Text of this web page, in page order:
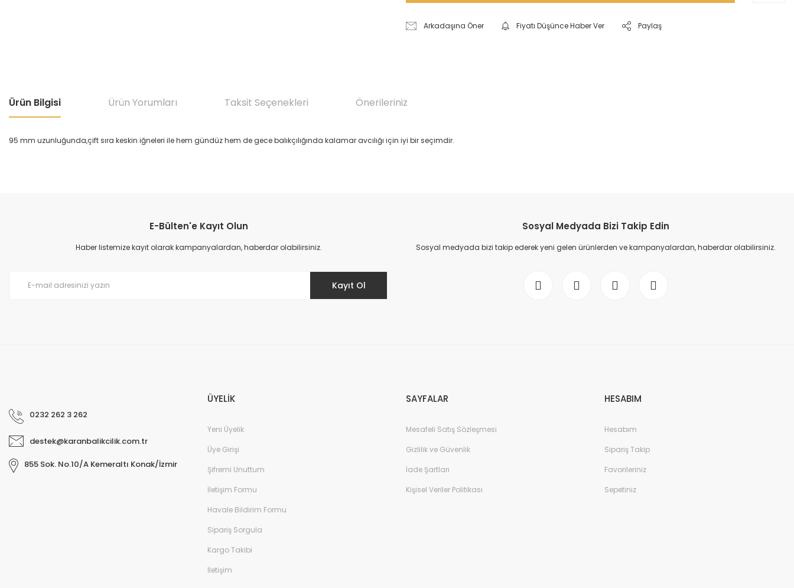
Arkadaşına Öner Fiyatı Düşünce Haber Ver Paylaş
Ürün Bilgisi Ürün Yorumları Taksit Seçenekleri Önerileriniz
95 mm uzunluğunda,çift sıra keskin iğneleri ile hem gündüz hem de gece balıkçılığında kalamar avcılığı için iyi bir seçimdir.
Ürün resmi kalitesiz, bozuk veya görüntülenemiyor.
Ürün açıklamasında eksik bilgiler bulunuyor.
E-Bülten'e Kayıt Olun
Haber listemize kayıt olarak kampanyalardan, haberdar olabilirsiniz.
Kayıt Ol
Sosyal Medyada Bizi Takip Edin
Sosyal medyada bizi takip ederek yeni gelen ürünlerden ve kampanyalardan, haberdar olabilirsiniz.
0232 262 3 262
destek@karanbalikcilik.com.tr
855 Sok. No.10/A Kemeraltı Konak/İzmir
ÜYELİK
Yeni Üyelik
Üye Girişi
Şifremi Unuttum
İletişim Formu
Havale Bildirim Formu
Sipariş Sorgula
Kargo Takibi
İletişim
SAYFALAR
Mesafeli Satış Sözleşmesi
Gizlilik ve Güvenlik
İade Şartları
Kişisel Veriler Politikası
HESABIM
Hesabım
Sipariş Takip
Favorileriniz
Sepetiniz